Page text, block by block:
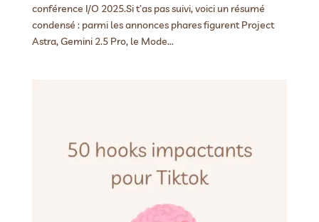
conférence I/O 2025.Si t’as pas suivi, voici un résumé
condensé : parmi les annonces phares figurent Project
Astra, Gemini 2.5 Pro, le Mode...